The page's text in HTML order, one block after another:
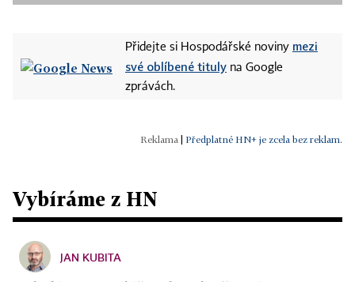
Přidejte si Hospodářské noviny mezi
své oblíbené tituly na Google
zprávách.
Předplatné HN+ je zcela bez reklam.
Vybíráme z HN
JAN KUBITA